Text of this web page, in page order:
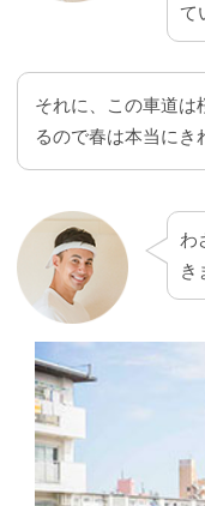
て
それに、この車道は
るので春は本当にき
わ
き